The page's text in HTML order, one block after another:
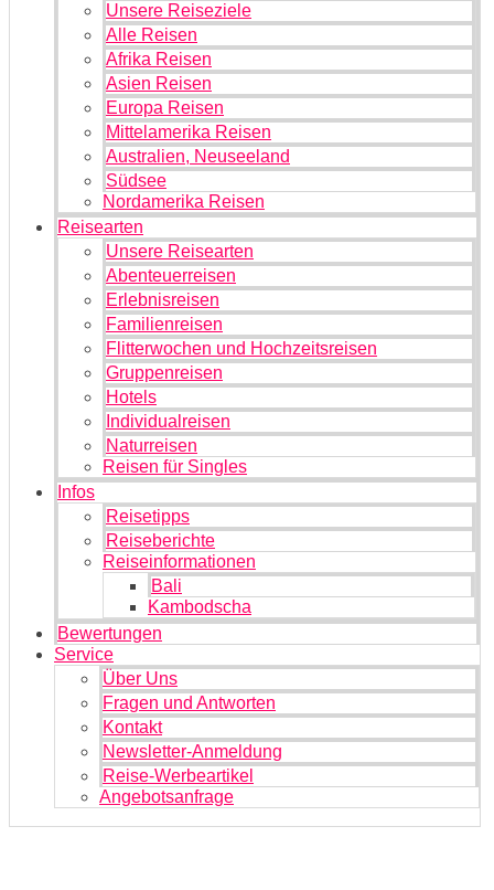
Unsere Reiseziele
Alle Reisen
Afrika Reisen
Asien Reisen
Europa Reisen
Mittelamerika Reisen
Australien, Neuseeland
Südsee
Nordamerika Reisen
Reisearten
Unsere Reisearten
Abenteuerreisen
Erlebnisreisen
Familienreisen
Flitterwochen und Hochzeitsreisen
Gruppenreisen
Hotels
Individualreisen
Naturreisen
Reisen für Singles
Infos
Reisetipps
Reiseberichte
Reiseinformationen
Bali
Kambodscha
Bewertungen
Service
Über Uns
Fragen und Antworten
Kontakt
Newsletter-Anmeldung
Reise-Werbeartikel
Angebotsanfrage